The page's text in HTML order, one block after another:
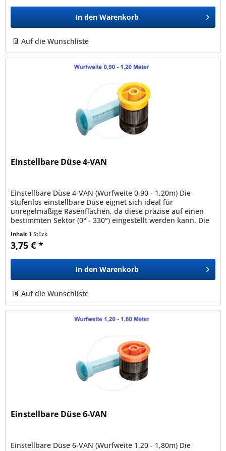
In den Warenkorb
Auf die Wunschliste
Einstellbare Düse 4-VAN
Einstellbare Düse 4-VAN (Wurfweite 0,90 - 1,20m) Die
stufenlos einstellbare Düse eignet sich ideal für
unregelmäßige Rasenflächen, da diese präzise auf einen
bestimmten Sektor (0° - 330°) eingestellt werden kann. Die
Inhalt 1 Stück
3,75 € *
In den Warenkorb
Auf die Wunschliste
Einstellbare Düse 6-VAN
Einstellbare Düse 6-VAN (Wurfweite 1,20 - 1,80m) Die